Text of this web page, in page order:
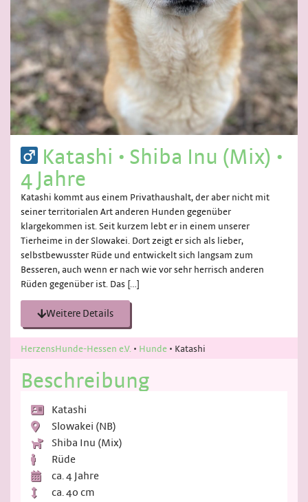
Katashi • Shiba Inu (Mix) •
4 Jahre
Katashi kommt aus einem Privathaushalt, der aber nicht mit
seiner territorialen Art anderen Hunden gegenüber
klargekommen ist. Seit kurzem lebt er in einem unserer
Tierheime in der Slowakei. Dort zeigt er sich als lieber,
selbstbewusster Rüde und entwickelt sich langsam zum
Besseren, auch wenn er nach wie vor sehr herrisch anderen
Rüden gegenüber ist. Das […]
Weitere Details
HerzensHunde-Hessen e.V. • Hunde • Katashi
Beschreibung
Katashi
Slowakei (NB)
Shiba Inu (Mix)
Rüde
ca. 4 Jahre
ca. 40 cm